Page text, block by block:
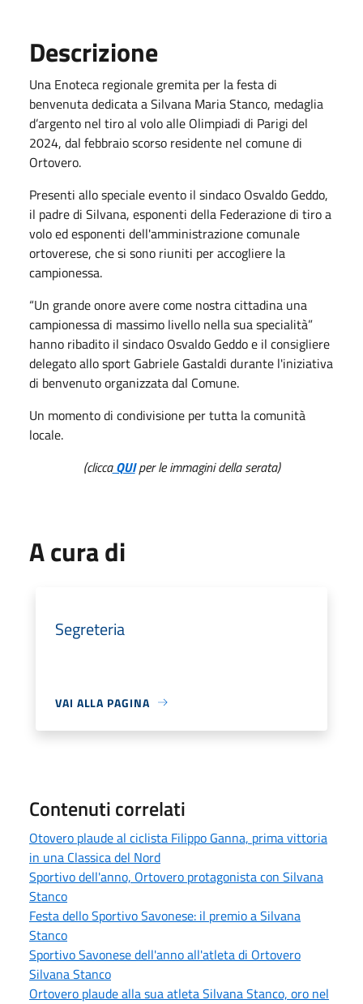
Descrizione
Una Enoteca regionale gremita per la festa di
benvenuta dedicata a Silvana Maria Stanco, medaglia
d’argento nel tiro al volo alle Olimpiadi di Parigi del
2024, dal febbraio scorso residente nel comune di
Ortovero.
Presenti allo speciale evento il sindaco Osvaldo Geddo,
il padre di Silvana, esponenti della Federazione di tiro a
volo ed esponenti dell'amministrazione comunale
ortoverese, che si sono riuniti per accogliere la
campionessa.
“Un grande onore avere come nostra cittadina una
campionessa di massimo livello nella sua specialità”
hanno ribadito il sindaco Osvaldo Geddo e il consigliere
delegato allo sport Gabriele Gastaldi durante l'iniziativa
di benvenuto organizzata dal Comune.
Un momento di condivisione per tutta la comunità
locale.
(cliccaQUIper le immagini della serata)
A cura di
Segreteria
VAI ALLA PAGINA
Contenuti correlati
Otovero plaude al ciclista Filippo Ganna, prima vittoria
in una Classica del Nord
Sportivo dell'anno, Ortovero protagonista con Silvana
Stanco
Festa dello Sportivo Savonese: il premio a Silvana
Stanco
Sportivo Savonese dell'anno all'atleta di Ortovero
Silvana Stanco
Ortovero plaude alla sua atleta Silvana Stanco, oro nel